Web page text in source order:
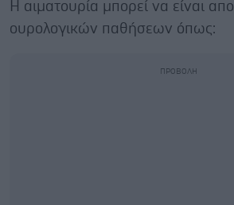
Η αιματουρία μπορεί να είναι
ουρολογικών παθήσεων όπως: